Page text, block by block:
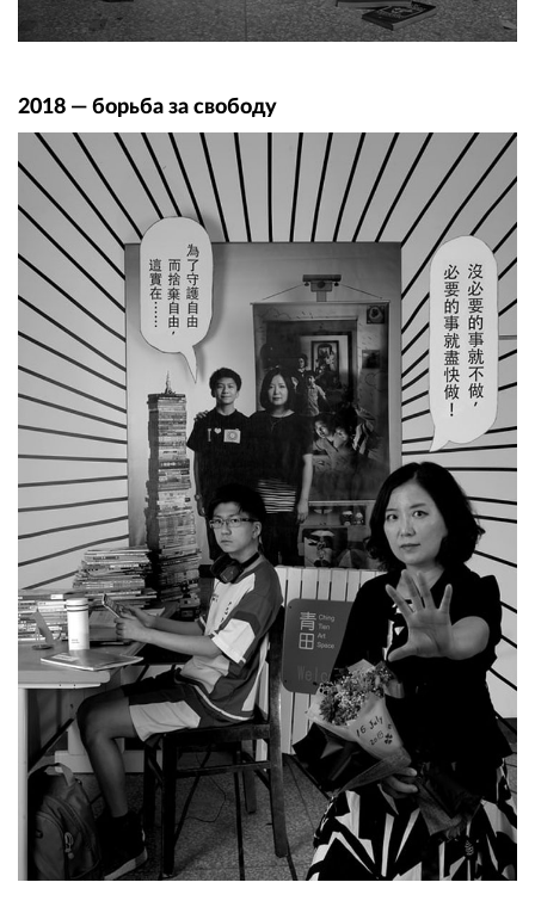
2018 — борьба за свободу